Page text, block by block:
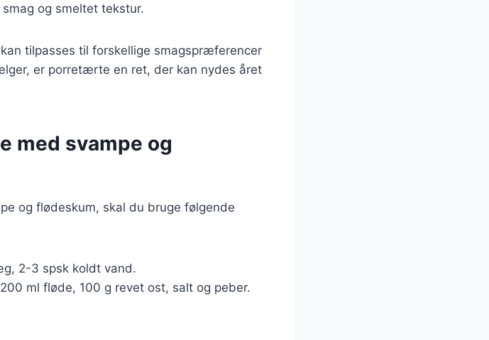
og smeltet tekstur.
tilpasses til forskellige smagspræferencer
er porretærte en ret, der kan nydes året
med svampe og
og flødeskum, skal du bruge følgende
2-3 spsk koldt vand.
ml fløde, 100 g revet ost, salt og peber.